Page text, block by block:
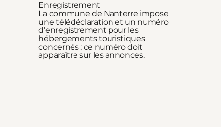
Enregistrement
La commune de Nanterre impose
une télédéclaration et un numéro
d’enregistrement pour les
hébergements touristiques
concernés ; ce numéro doit
apparaître sur les annonces.